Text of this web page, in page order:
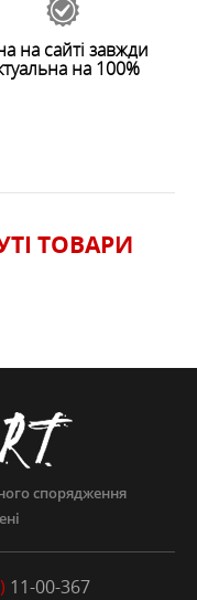
на сайті завжди
на 100%
ТОВАРИ
спорядження
11-00-367